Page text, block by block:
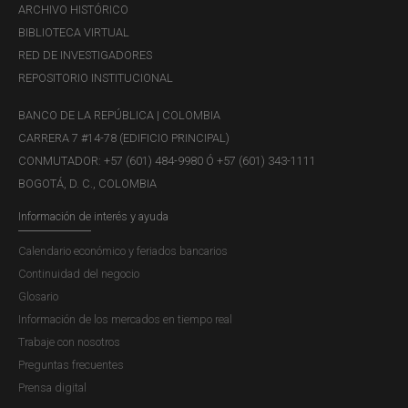
Tenga en cuenta que la unificación de
identificaciones es válida siempre y cuando los
diferentes tipos de identificación a unificar sean
válidos para el tipo de persona que solicita la
Recuerde que el formato para la Solicitud Especial
de “Unificación de identificaciones” está disponible
en la rutawww.banrep.gov.co
operaciones cambiarias”, “Trámites y Servicios”,
“Solicitudes Especiales”.
El inversionista John Smith, residente en Alicante
(España) se encontraba identificado en el Sistema
Estadístico Cambiario con los números: cédula de
extranjería CE 123 y pasaporte 456. Esos datos
ARCHIVO HISTÓRICO
BIBLIOTECA VIRTUAL
RED DE INVESTIGADORES
REPOSITORIO INSTITUCIONAL
BANCO DE LA REPÚBLICA | COLOMBIA
CARRERA 7 #14-78 (EDIFICIO PRINCIPAL)
CONMUTADOR: +57 (601) 484-9980 Ó +57 (601) 343-1111
BOGOTÁ, D. C., COLOMBIA
Información de interés y ayuda
Calendario económico y feriados bancarios
Continuidad del negocio
Glosario
Información de los mercados en tiempo real
Trabaje con nosotros
Preguntas frecuentes
Prensa digital